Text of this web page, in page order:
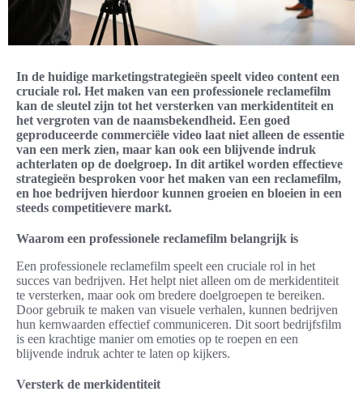
In de huidige marketingstrategieën speelt video content een
cruciale rol. Het maken van een professionele reclamefilm
kan de sleutel zijn tot het versterken van merkidentiteit en
het vergroten van de naamsbekendheid. Een goed
geproduceerde commerciële video laat niet alleen de essentie
van een merk zien, maar kan ook een blijvende indruk
achterlaten op de doelgroep. In dit artikel worden effectieve
strategieën besproken voor het maken van een reclamefilm,
en hoe bedrijven hierdoor kunnen groeien en bloeien in een
steeds competitievere markt.
Waarom een professionele reclamefilm belangrijk is
Een professionele reclamefilm speelt een cruciale rol in het
succes van bedrijven. Het helpt niet alleen om de merkidentiteit
te versterken, maar ook om bredere doelgroepen te bereiken.
Door gebruik te maken van visuele verhalen, kunnen bedrijven
hun kernwaarden effectief communiceren. Dit soort bedrijfsfilm
is een krachtige manier om emoties op te roepen en een
blijvende indruk achter te laten op kijkers.
Versterk de merkidentiteit